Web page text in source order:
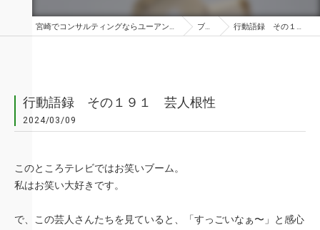
宮崎でコンサルティングならユーアンドミークリエイト株式会社 ブログ 行動語録 その１９１ 芸人根性
行動語録 その１９１ 芸人根性
2024/03/09
このところテレビではお笑いブーム。
私はお笑い大好きです。
で、この芸人さんたちを見ていると、「すっごいなぁ〜」と感心